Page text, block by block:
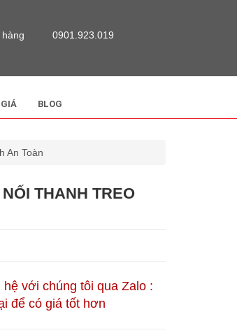
0901.923.019
BLOG
An Toàn
THANH TREO
với chúng tôi qua Zalo :
để có giá tốt hơn